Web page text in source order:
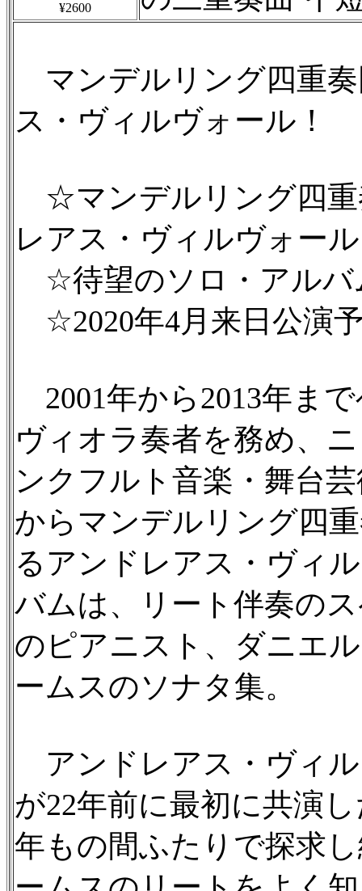
¥2600
マンデルリング四重
ス・ヴィルヴォール！
☆マンデルリング四重
レアス・ヴィルヴォー
☆待望のソロ・アルバ
☆2020年4月来日公演
2001年から2013年ま
ヴィオラ奏者を務め、
ンクフルト音楽・舞台
からマンデルリング四
るアンドレアス・ヴィ
バムは、リート伴奏の
のピアニスト、ダニエ
ームスのソナタ集。
アンドレアス・ヴィ
が22年前に最初に共演
年もの間ふたりで探求